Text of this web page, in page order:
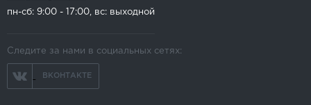
пн-сб: 9:00 - 17:00, вс: выходной
Следите за нами в социальных сетях:
ВКОНТАКТЕ